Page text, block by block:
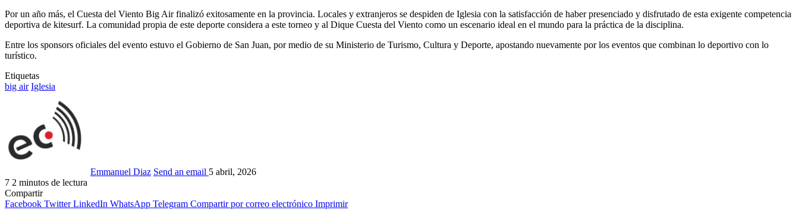
Por un año más, el Cuesta del Viento Big Air finalizó exitosamente en la provincia. Locales y extranjeros se despiden de Iglesia con la satisfacción de haber presenciado y disfrutado de esta exigente competencia
deportiva de kitesurf. La comunidad propia de este deporte considera a este torneo y al Dique Cuesta del Viento como un escenario ideal en el mundo para la práctica de la disciplina.
Entre los sponsors oficiales del evento estuvo el Gobierno de San Juan, por medio de su Ministerio de Turismo, Cultura y Deporte, apostando nuevamente por los eventos que combinan lo deportivo con lo
turístico.
Etiquetas
big air Iglesia
Emmanuel Diaz Send an email 5 abril, 2026
7 2 minutos de lectura
Compartir
Facebook Twitter LinkedIn WhatsApp Telegram Compartir por correo electrónico Imprimir